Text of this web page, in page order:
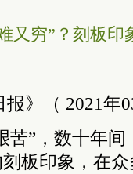
又穷”？刻板印
》（ 2021年
苦”，数十年
板印象，在